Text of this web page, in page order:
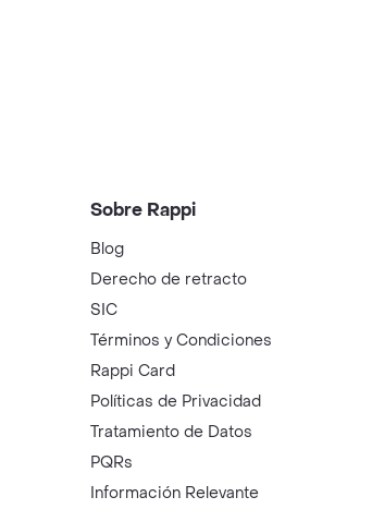
Sobre Rappi
Blog
Derecho de retracto
SIC
Términos y Condiciones
Rappi Card
Políticas de Privacidad
Tratamiento de Datos
PQRs
Información Relevante